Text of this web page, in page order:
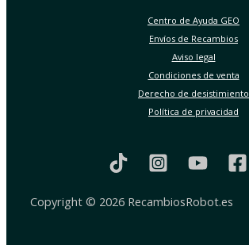
Centro de Ayuda GEO
Envíos de Recambios
Aviso legal
Condiciones de venta
Derecho de desistimiento
Política de privacidad
Copyright © 2026 RecambiosRobot.es